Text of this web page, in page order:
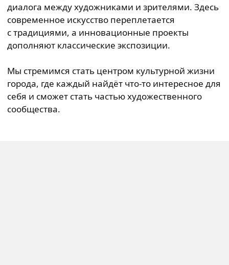
диалога между художниками и зрителями. Здесь
современное искусство переплетается
с традициями, а инновационные проекты
дополняют классические экспозиции.
Мы стремимся стать центром культурной жизни
города, где каждый найдёт что-то интересное для
себя и сможет стать частью художественного
сообщества.